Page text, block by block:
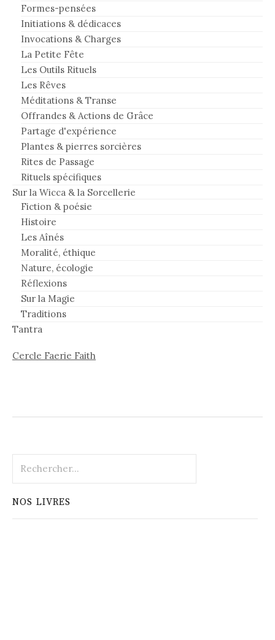
Formes-pensées
Initiations & dédicaces
Invocations & Charges
La Petite Fête
Les Outils Rituels
Les Rêves
Méditations & Transe
Offrandes & Actions de Grâce
Partage d'expérience
Plantes & pierres sorcières
Rites de Passage
Rituels spécifiques
Sur la Wicca & la Sorcellerie
Fiction & poésie
Histoire
Les Aînés
Moralité, éthique
Nature, écologie
Réflexions
Sur la Magie
Traditions
Tantra
Cercle Faerie Faith
NOS LIVRES